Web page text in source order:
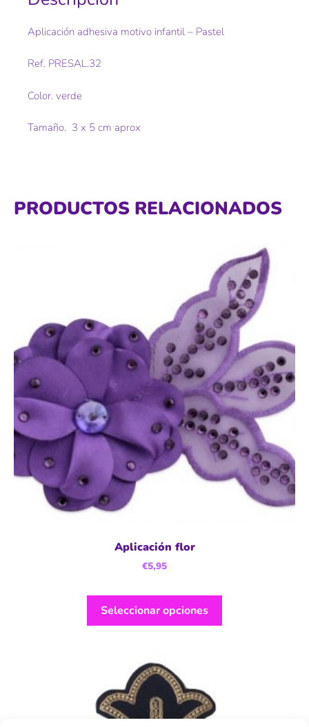
Aplicación adhesiva motivo infantil – Pastel
Ref. PRESAL.32
Color. verde
Tamaño. 3 x 5 cm aprox
PRODUCTOS RELACIONADOS
Aplicación flor
€5,95
Seleccionar opciones